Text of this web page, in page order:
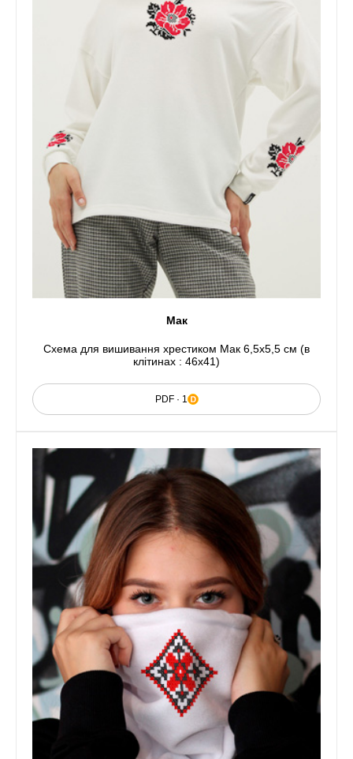
Мак
Схема для вишивання хрестиком Мак 6,5x5,5 см (в
клітинах : 46x41)
PDF · 1